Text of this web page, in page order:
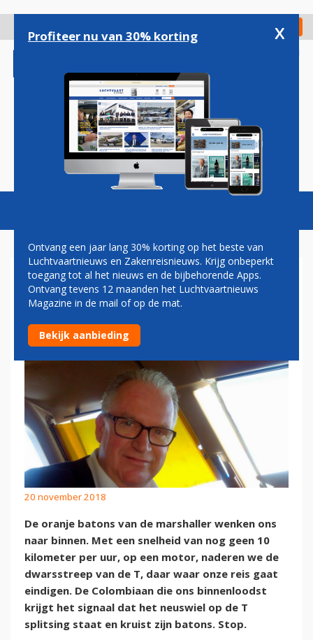
gaan
Check in
Magazine Podcasts Vacatures
HERMAN MATEBOER: DEJA
VU
20 november 2018
De oranje batons van de marshaller wenken ons
naar binnen. Met een snelheid van nog geen 10
kilometer per uur, op een motor, naderen we de
dwarsstreep van de T, daar waar onze reis gaat
eindigen. De Colombiaan die ons binnenloodst
krijgt het signaal dat het neuswiel op de T
splitsing staat en kruist zijn batons. Stop.
Profiteer nu van 30% korting x
Ontvang een jaar lang 30% korting op het beste van
Luchtvaartnieuws en Zakenreisnieuws. Krijg onbeperkt
toegang tot al het nieuws en de bijbehorende Apps.
Ontvang tevens 12 maanden het Luchtvaartnieuws
Magazine in de mail of op de mat.
Bekijk aanbieding